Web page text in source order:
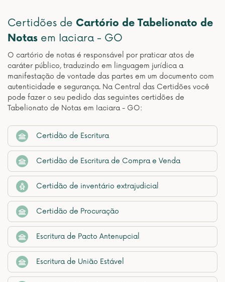
Certidões de Cartório de Tabelionato de
Notas em Iaciara - GO
O cartório de notas é responsável por praticar atos de
caráter público, traduzindo em linguagem jurídica a
manifestação de vontade das partes em um documento com
autenticidade e segurança. Na Central das Certidões você
pode fazer o seu pedido das seguintes certidões de
Tabelionato de Notas em Iaciara - GO:
Certidão de Escritura
Certidão de Escritura de Compra e Venda
Certidão de inventário extrajudicial
Certidão de Procuração
Escritura de Pacto Antenupcial
Escritura de União Estável